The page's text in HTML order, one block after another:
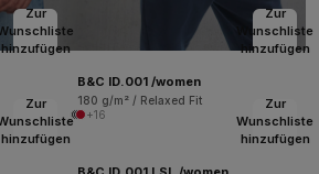
Zur
hinzufügen
Zur
Wunschliste
hinzufügen
B&C ID.001 /women
180 g/m² / Relaxed Fit
+16
Zur
hinzufügen
Zur
Wunschliste
hinzufügen